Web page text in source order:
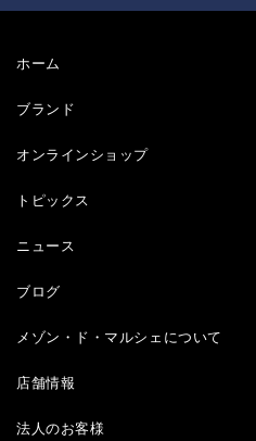
ホーム
ブランド
オンラインショップ
トピックス
ニュース
ブログ
メゾン・ド・マルシェについて
店舗情報
法人のお客様